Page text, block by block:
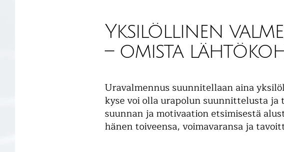
Yksilöllinen
– omista
Uravalmennus suunnitellaan aina
kyse voi olla urapolun suunnittelusta
suunnan ja motivaation etsimisestä
hänen toiveensa, voimavaransa ja